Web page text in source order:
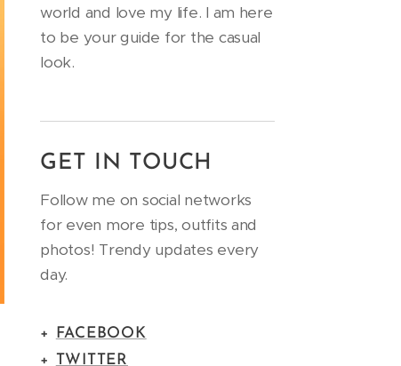
world and love my life. I am here
to be your guide for the casual
look.
GET IN TOUCH
Follow me on social networks
for even more tips, outfits and
photos! Trendy updates every
day.
+
FACEBOOK
+
TWITTER